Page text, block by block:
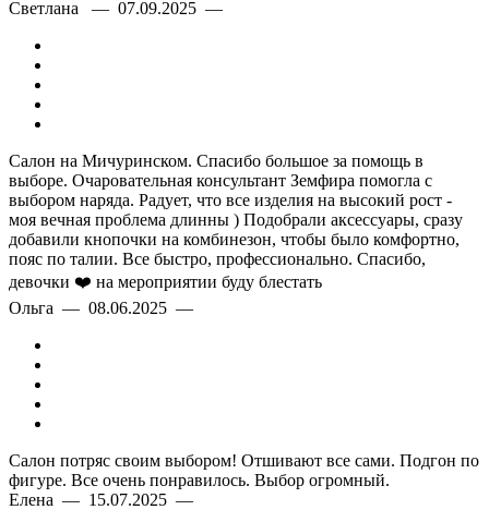
Светлана — 07.09.2025 —
Салон на Мичуринском. Спасибо большое за помощь в
выборе. Очаровательная консультант Земфира помогла с
выбором наряда. Радует, что все изделия на высокий рост -
моя вечная проблема длинны ) Подобрали аксессуары, сразу
добавили кнопочки на комбинезон, чтобы было комфортно,
пояс по талии. Все быстро, профессионально. Спасибо,
девочки ❤️ на мероприятии буду блестать
Ольга — 08.06.2025 —
Салон потряс своим выбором! Отшивают все сами. Подгон по
фигуре. Все очень понравилось. Выбор огромный.
Елена — 15.07.2025 —